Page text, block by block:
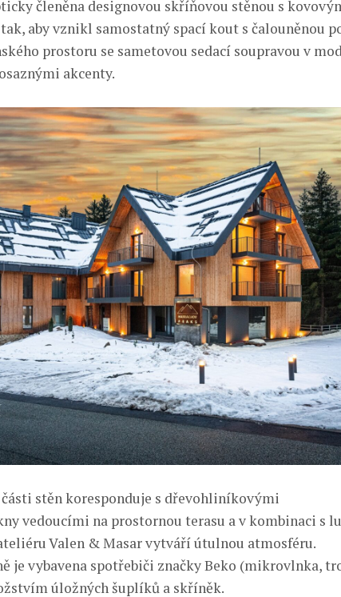
členěna designovou skříňovou stěnou s
aby vznikl samostatný spací kout s čalouněnou
prostoru se sametovou sedací soupravou v
akcenty.
stěn koresponduje s dřevohliníkovými
vedoucími na prostornou terasu a v kombinaci s
Valen & Masar vytváří útulnou atmosféru.
je vybavena spotřebiči značky Beko (mikrovlnka,
úložných šuplíků a skříněk.